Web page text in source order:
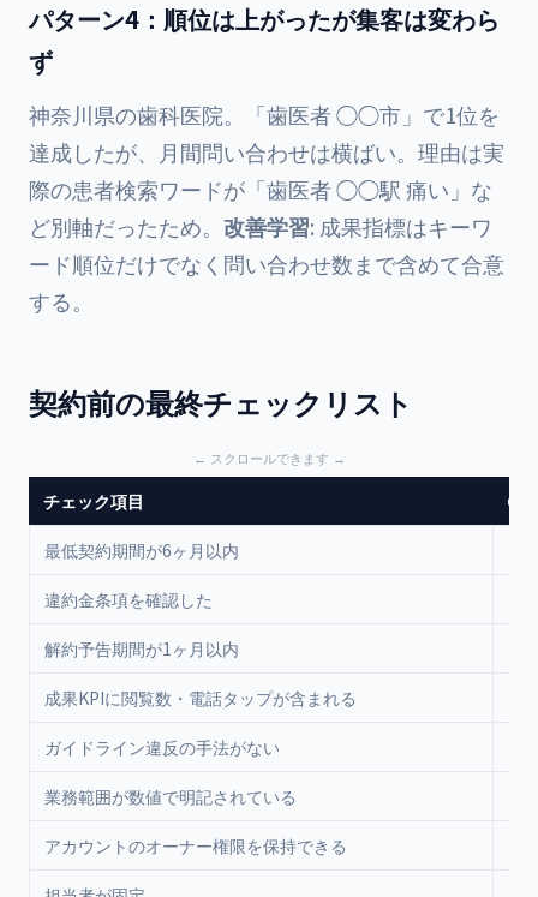
パターン4：順位は上がったが集客は変わら
ず
神奈川県の歯科医院。「歯医者 ◯◯市」で1位を
達成したが、月間問い合わせは横ばい。理由は実
際の患者検索ワードが「歯医者 ◯◯駅 痛い」な
ど別軸だったため。 改善学習: 成果指標はキーワ
ード順位だけでなく問い合わせ数まで含めて合意
する。
契約前の最終チェックリスト
チェック項目
最低契約期間が6ヶ月以内
違約金条項を確認した
解約予告期間が1ヶ月以内
成果KPIに閲覧数・電話タップが含まれる
ガイドライン違反の手法がない
業務範囲が数値で明記されている
アカウントのオーナー権限を保持できる